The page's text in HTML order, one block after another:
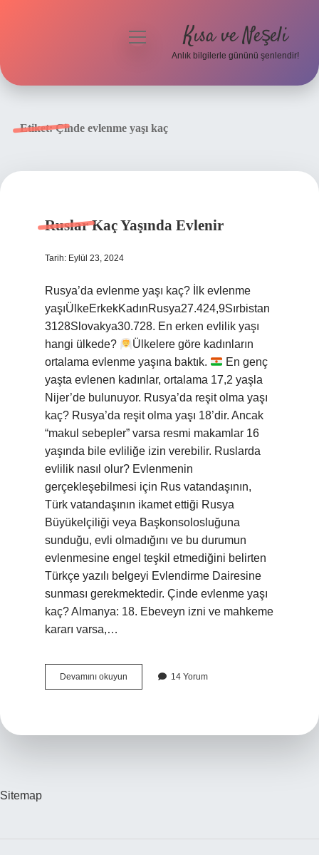
menüyü
Kısa ve Neşeli
Anlık bilgilerle gününü şenlendir!
Etiket:Çinde evlenme yaşı kaç
Ruslar Kaç Yaşında Evlenir
Tarih: Eylül 23, 2024
Rusya’da evlenme yaşı kaç? İlk evlenme
yaşıÜlkeErkekKadınRusya27.424,9Sırbistan
3128Slovakya30.728. En erken evlilik yaşı
hangi ülkede?
‍Ülkelere göre kadınların
ortalama evlenme yaşına baktık.
En genç
yaşta evlenen kadınlar, ortalama 17,2 yaşla
Nijer’de bulunuyor. Rusya’da reşit olma yaşı
kaç? Rusya’da reşit olma yaşı 18’dir. Ancak
“makul sebepler” varsa resmi makamlar 16
yaşında bile evliliğe izin verebilir. Ruslarda
evlilik nasıl olur? Evlenmenin
gerçekleşebilmesi için Rus vatandaşının,
Türk vatandaşının ikamet ettiği Rusya
Büyükelçiliği veya Başkonsolosluğuna
sunduğu, evli olmadığını ve bu durumun
evlenmesine engel teşkil etmediğini belirten
Türkçe yazılı belgeyi Evlendirme Dairesine
sunması gerekmektedir. Çinde evlenme yaşı
kaç? Almanya: 18. Ebeveyn izni ve mahkeme
kararı varsa,…
Devamını okuyun
Kaç
14 Yorum
Sitemap